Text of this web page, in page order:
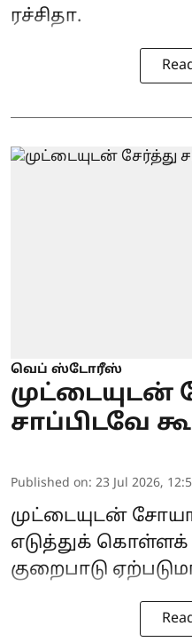
ரச்சிதா.
வெப் ஸ்டோரீஸ்
முட்டையுடன்
சாப்பிடவே
Published on: 23 Jul 2026,
முட்டையுடன்
எடுத்துக் கொள்ளக்
குறைபாடு